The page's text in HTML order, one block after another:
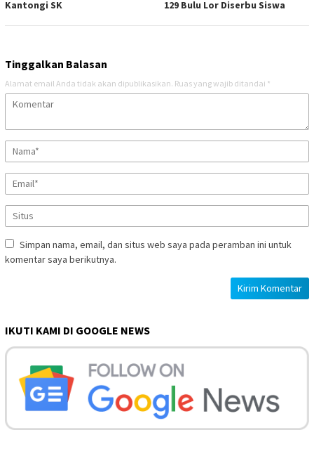
Kantongi SK
129 Bulu Lor Diserbu Siswa
Tinggalkan Balasan
Alamat email Anda tidak akan dipublikasikan. Ruas yang wajib ditandai *
Simpan nama, email, dan situs web saya pada peramban ini untuk
komentar saya berikutnya.
IKUTI KAMI DI GOOGLE NEWS